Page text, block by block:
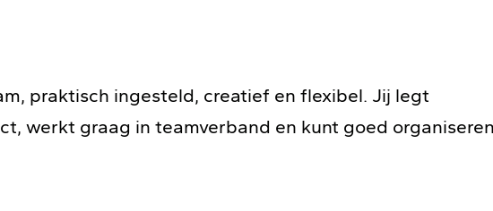
praktisch ingesteld, creatief en flexibel. Jij legt
werkt graag in teamverband en kunt goed